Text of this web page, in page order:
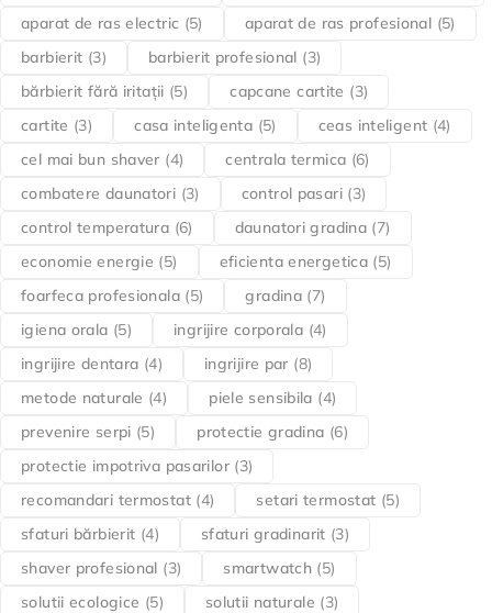
aparat de ras electric (5) aparat de ras profesional (5)
barbierit (3) barbierit profesional (3)
bărbierit fără iritații (5) capcane cartite (3)
cartite (3) casa inteligenta (5) ceas inteligent (4)
cel mai bun shaver (4) centrala termica (6)
combatere daunatori (3) control pasari(3)
control temperatura (6) daunatori gradina (7)
economie energie (5) eficienta energetica (5)
foarfeca profesionala(5) gradina (7)
igiena orala (5) ingrijire corporala (4)
ingrijire dentara (4) ingrijire par (8)
metode naturale (4) piele sensibila (4)
prevenire serpi (5) protectie gradina (6)
protectie impotriva pasarilor(3)
recomandari termostat(4) setari termostat (5)
sfaturi bărbierit (4) sfaturi gradinarit (3)
shaver profesional (3) smartwatch (5)
solutii ecologice (5) solutii naturale (3)